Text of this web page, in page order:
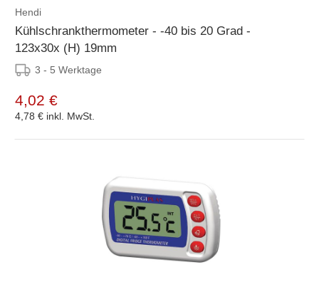
Hendi
Kühlschrankthermometer - -40 bis 20 Grad -
123x30x (H) 19mm
3 - 5 Werktage
4,02 €
4,78 € inkl. MwSt.